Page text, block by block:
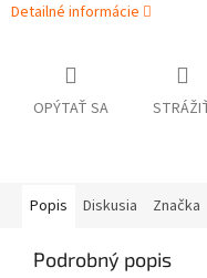
Detailné informácie
OPÝTAŤ SA
Popis Diskusia Značka
Podrobný popis